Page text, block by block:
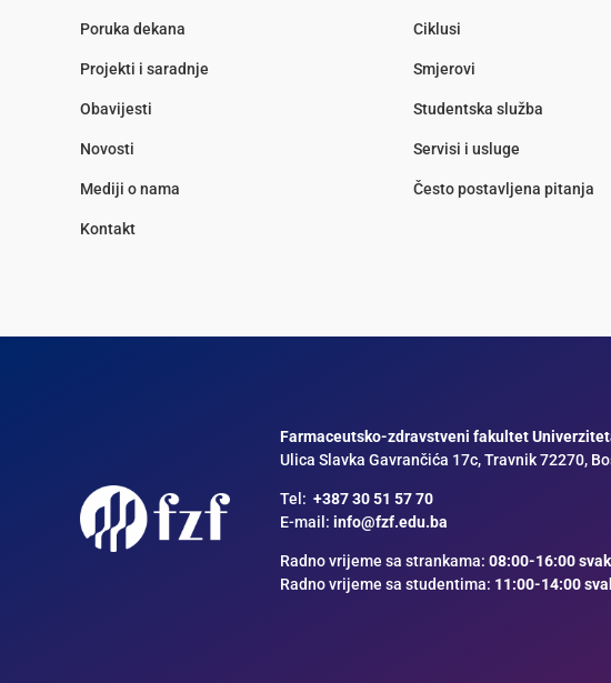
Poruka dekana
Projekti i saradnje
Obavijesti
Novosti
Mediji o nama
Kontakt
Ciklusi
Smjerovi
Studentska služba
Servisi i usluge
Često postavljena pitanja
Farmaceutsko-zdravstveni fakultet
Ulica Slavka Gavrančića 17c, Travnik 72270,
Tel: +387 30 51 57 70
E-mail: info@fzf.edu.ba
Radno vrijeme sa strankama: 08:00-16:00
Radno vrijeme sa studentima: 11:00-14:00